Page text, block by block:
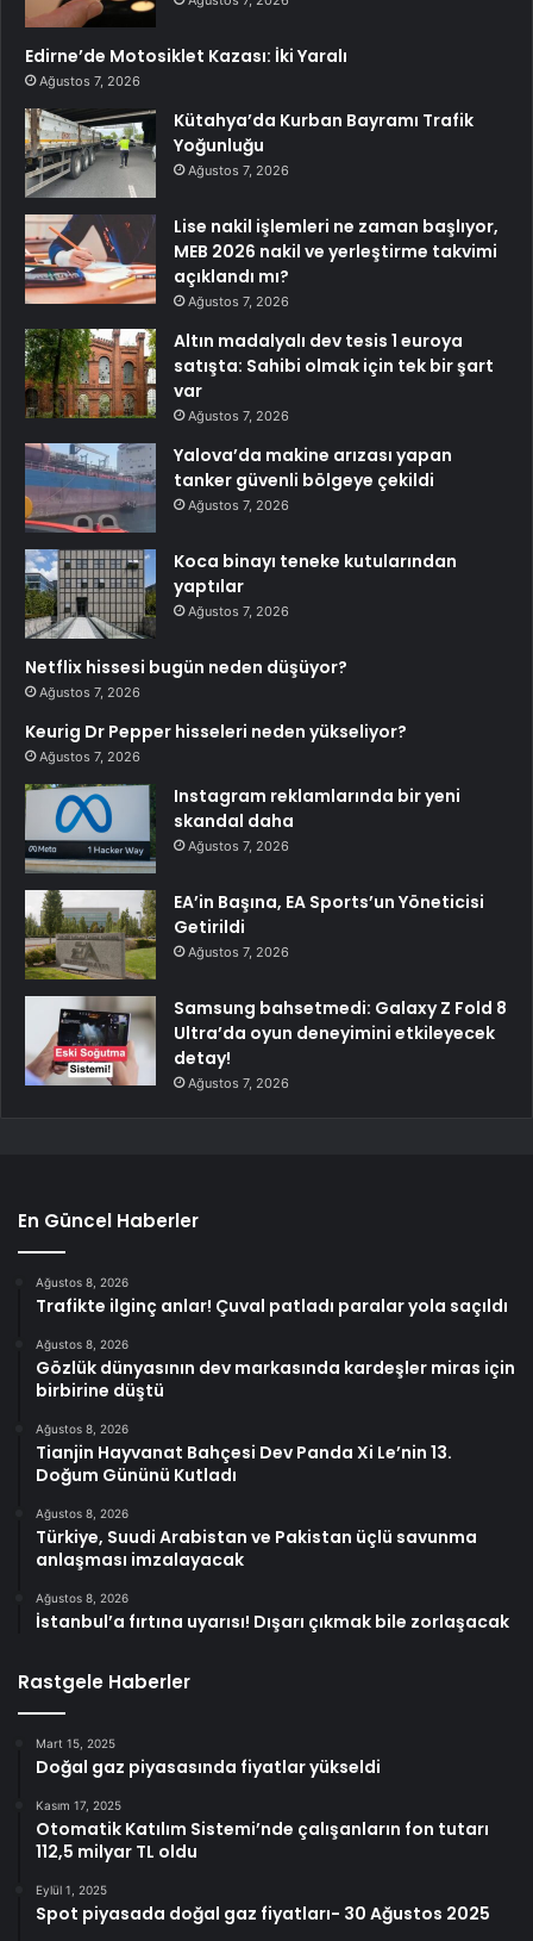
Edirne’de Motosiklet Kazası: İki Yaralı
Ağustos 7, 2026
Kütahya’da Kurban Bayramı Trafik
Yoğunluğu
Ağustos 7, 2026
Lise nakil işlemleri ne zaman başlıyor,
MEB 2026 nakil ve yerleştirme takvimi
açıklandı mı?
Ağustos 7, 2026
Altın madalyalı dev tesis 1 euroya
satışta: Sahibi olmak için tek bir şart
var
Ağustos 7, 2026
Yalova’da makine arızası yapan
tanker güvenli bölgeye çekildi
Ağustos 7, 2026
Koca binayı teneke kutularından
yaptılar
Ağustos 7, 2026
Netflix hissesi bugün neden düşüyor?
Ağustos 7, 2026
Keurig Dr Pepper hisseleri neden yükseliyor?
Ağustos 7, 2026
Instagram reklamlarında bir yeni
skandal daha
Ağustos 7, 2026
EA’in Başına, EA Sports’un Yöneticisi
Getirildi
Ağustos 7, 2026
Samsung bahsetmedi: Galaxy Z Fold 8
Ultra’da oyun deneyimini etkileyecek
detay!
Ağustos 7, 2026
En Güncel Haberler
Ağustos 8, 2026
Trafikte ilginç anlar! Çuval patladı paralar yola saçıldı
Ağustos 8, 2026
Gözlük dünyasının dev markasında kardeşler miras için
birbirine düştü
Ağustos 8, 2026
Tianjin Hayvanat Bahçesi Dev Panda Xi Le’nin 13.
Doğum Gününü Kutladı
Ağustos 8, 2026
Türkiye, Suudi Arabistan ve Pakistan üçlü savunma
anlaşması imzalayacak
Ağustos 8, 2026
İstanbul’a fırtına uyarısı! Dışarı çıkmak bile zorlaşacak
Rastgele Haberler
Mart 15, 2025
Doğal gaz piyasasında fiyatlar yükseldi
Kasım 17, 2025
Otomatik Katılım Sistemi’nde çalışanların fon tutarı
112,5 milyar TL oldu
Eylül 1, 2025
Spot piyasada doğal gaz fiyatları- 30 Ağustos 2025